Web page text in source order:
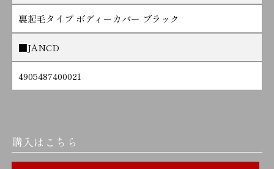
裏起毛タイプ ボディーカバー ブラック
■JANCD
4905487400021
購入はこちら